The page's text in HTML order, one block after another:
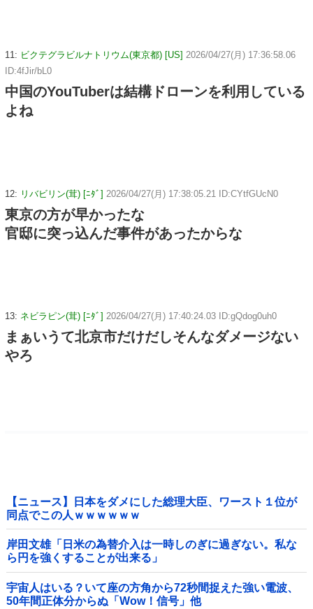
11: ビクテグラビルナトリウム(東京都) [US] 2026/04/27(月) 17:36:58.06
ID:4fJir/bL0
中国のYouTuberは結構ドローンを利用している
よね
12: リバビリン(茸) [ﾆﾀﾞ] 2026/04/27(月) 17:38:05.21 ID:CYtfGUcN0
東京の方が早かったな
官邸に突っ込んだ事件があったからな
13: ネビラピン(茸) [ﾆﾀﾞ] 2026/04/27(月) 17:40:24.03 ID:gQdog0uh0
まぁいうて北京市だけだしそんなダメージない
やろ
【ニュース】日本をダメにした総理大臣、ワースト１位が
同点でこの人ｗｗｗｗｗｗ
岸田文雄「日米の為替介入は一時しのぎに過ぎない。私な
ら円を強くすることが出来る」
宇宙人はいる？いて座の方角から72秒間捉えた強い電波、
50年間正体分からぬ「Wow！信号」他